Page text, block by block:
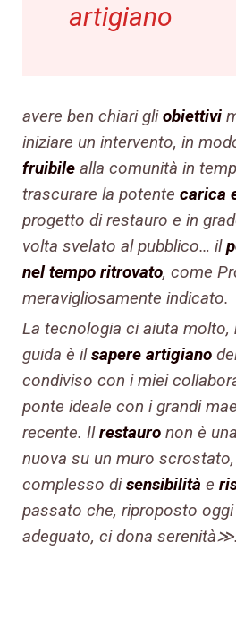
artigiano
avere ben chiari gliobiettivi
iniziare un intervento, in
fruibile alla comunità in
trascurare la potente carica
progetto di restauro e in
volta svelato al pubblico… il
nel tempo ritrovato, come
meravigliosamente indicato.
La tecnologia ci aiuta
guida è ilsapere artigiano
condiviso con i miei
ponte ideale con i grandi
recente. Ilrestauro non è
nuova su un muro
complesso disensibilità e
passato che, riproposto
adeguato, ci dona serenità≫.